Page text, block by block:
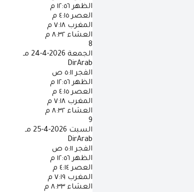
الظهر ١٢:٥٦ م
العصر ٤:١٥ م
المغرب ٧:١٨ م
العشاء ٨:٣٢ م
8
الجمعة 2026-4-24 مـ
DirArab
الفجر ٥:١١ ص
الظهر ١٢:٥٦ م
العصر ٤:١٥ م
المغرب ٧:١٨ م
العشاء ٨:٣٢ م
9
السبت 2026-4-25 مـ
DirArab
الفجر ٥:١١ ص
الظهر ١٢:٥٦ م
العصر ٤:١٤ م
المغرب ٧:١٩ م
العشاء ٨:٣٣ م